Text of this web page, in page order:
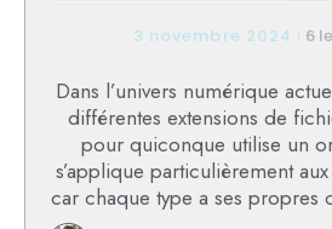
3 novembre 2024 6
Dans l’univers numérique
différentes extensions de
pour quiconque utilise un
s’applique particulièrement
car chaque type a ses propres